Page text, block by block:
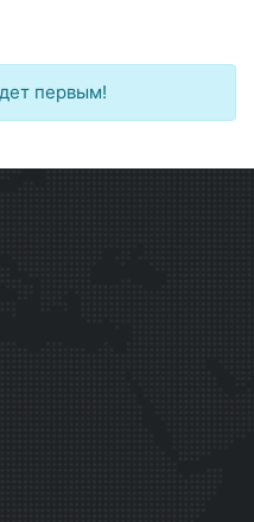
первым!